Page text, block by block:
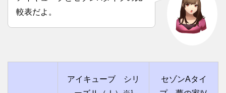
較表だよ。
アイキューブ シリ
セゾンAタイ